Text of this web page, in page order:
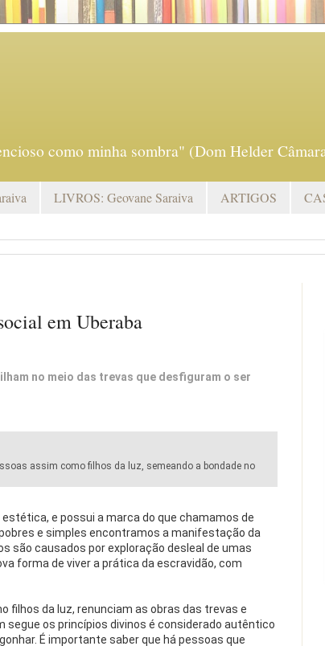
como minha sombra" (Dom Helder
LIVROS: Geovane Saraiva ARTIGOS
em Uberaba
no meio das trevas que desfiguram o ser
assim como filhos da luz, semeando a bondade no
e possui a marca do que chamamos de
e simples encontramos a manifestação da
são causados por exploração desleal de umas
forma de viver a prática da escravidão, com
filhos da luz, renunciam as obras das trevas e
segue os princípios divinos é considerado autêntico
É importante saber que há pessoas que